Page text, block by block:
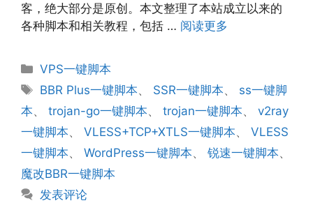
客，绝大部分是原创。本文整理了本站成立以来的
各种脚本和相关教程，包括 … 阅读更多
分
类
VPS一键脚本
标
签
BBR Plus一键脚本、 SSR一键脚本、 ss一键脚
本、 trojan-go一键脚本、 trojan一键脚本、 v2ray
一键脚本、 VLESS+TCP+XTLS一键脚本、 VLESS
一键脚本、 WordPress一键脚本、 锐速一键脚本、
魔改BBR一键脚本
发表评论